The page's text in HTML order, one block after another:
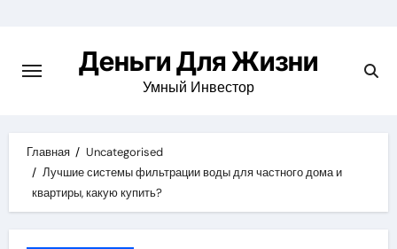
содержимомуДеньги Для Жизни
Умный Инвестор
Главная
Uncategorised
Лучшие системы фильтрации воды для частного дома и
квартиры, какую купить?